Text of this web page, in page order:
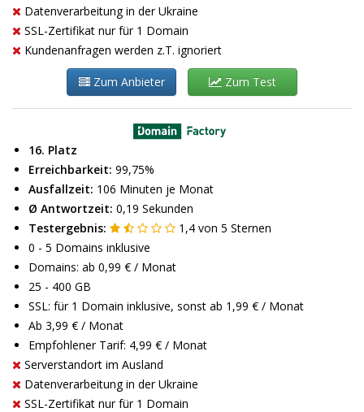
Datenverarbeitung in der Ukraine
SSL-Zertifikat nur für 1 Domain
Kundenanfragen werden z.T. ignoriert
Zum Anbieter Zum Test
16. Platz
Erreichbarkeit: 99,75%
Ausfallzeit: 106 Minuten je Monat
Ø Antwortzeit: 0,19 Sekunden
Testergebnis:
1,4 von 5 Sternen
0 - 5 Domains inklusive
Domains: ab 0,99 € / Monat
25 - 400 GB
SSL: für 1 Domain inklusive, sonst ab 1,99 € / Monat
Ab 3,99 € / Monat
Empfohlener Tarif: 4,99 € / Monat
Serverstandort im Ausland
Datenverarbeitung in der Ukraine
SSL-Zertifikat nur für 1 Domain